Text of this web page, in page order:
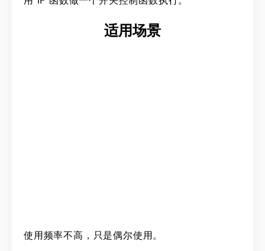
适用场景
使用频率不高，只是偶尔使用。